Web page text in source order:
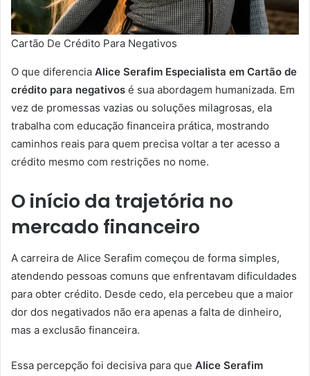
Cartão De Crédito Para Negativos
O que diferencia Alice Serafim Especialista em Cartão de
crédito para negativos é sua abordagem humanizada. Em
vez de promessas vazias ou soluções milagrosas, ela
trabalha com educação financeira prática, mostrando
caminhos reais para quem precisa voltar a ter acesso a
crédito mesmo com restrições no nome.
O início da trajetória no
mercado financeiro
A carreira de Alice Serafim começou de forma simples,
atendendo pessoas comuns que enfrentavam dificuldades
para obter crédito. Desde cedo, ela percebeu que a maior
dor dos negativados não era apenas a falta de dinheiro,
mas a exclusão financeira.
Essa percepção foi decisiva para que Alice Serafim